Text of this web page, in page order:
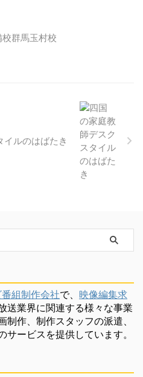
群馬玉村校
イルのはばたき
組制作会社で、 映像編集求
送業界に関連する様々な事業
作、制作スタッフの派遣、
ービスを提供しています。